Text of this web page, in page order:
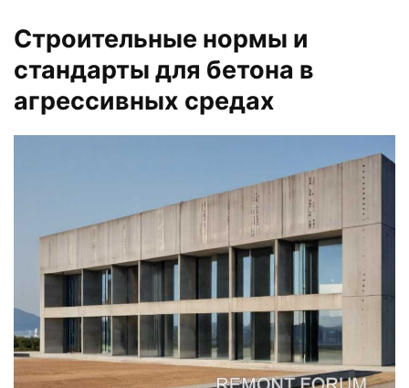
Строительные нормы и
стандарты для бетона в
агрессивных средах